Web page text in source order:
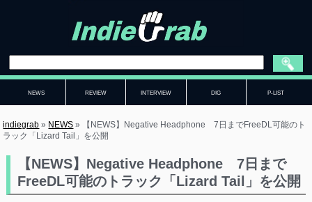
NEWS REVIEW INTERVIEW DIG P-LIST
indiegrab » NEWS »
【NEWS】Negative Headphone 7日までFreeDL可能のト
ラック「Lizard Tail」を公開
【NEWS】Negative Headphone 7日まで
FreeDL可能のトラック「Lizard Tail」を公開